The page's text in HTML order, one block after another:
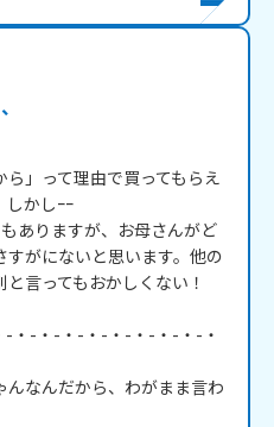
」って理由で買ってもらえ
しかしｰｰ
ありますが、お母さんがど
がにないと思います。他の
言ってもおかしくない！
・-・-・-・-・-・-・-・-・
なんだから、わがまま言わ